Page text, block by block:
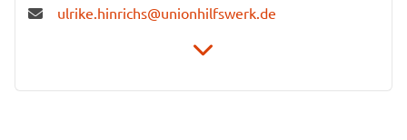
ulrike.hinrichs@unionhilfswerk.de
Schwiebusser Straße 18